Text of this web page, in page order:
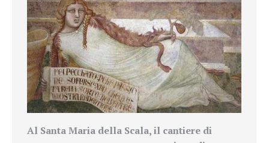
Al Santa Maria della Scala, il cantiere di